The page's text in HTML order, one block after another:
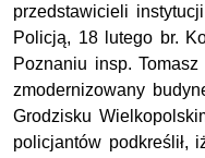
przedstawicieli
Policją, 18 lutego br.
Poznaniu insp.
zmodernizowany
Grodzisku
policjantów podkreślił,